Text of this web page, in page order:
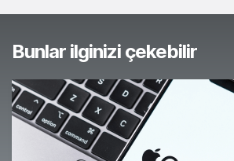
Bunlar ilginizi çekebilir